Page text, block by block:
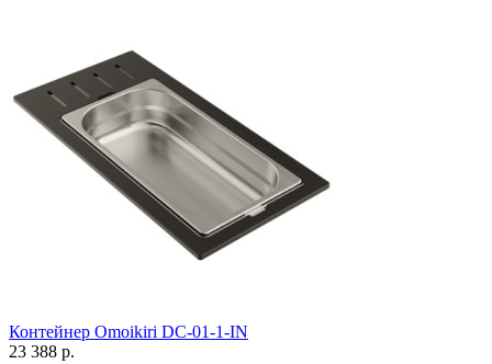
Контейнер Omoikiri DC-01-1-IN
23 388 р.